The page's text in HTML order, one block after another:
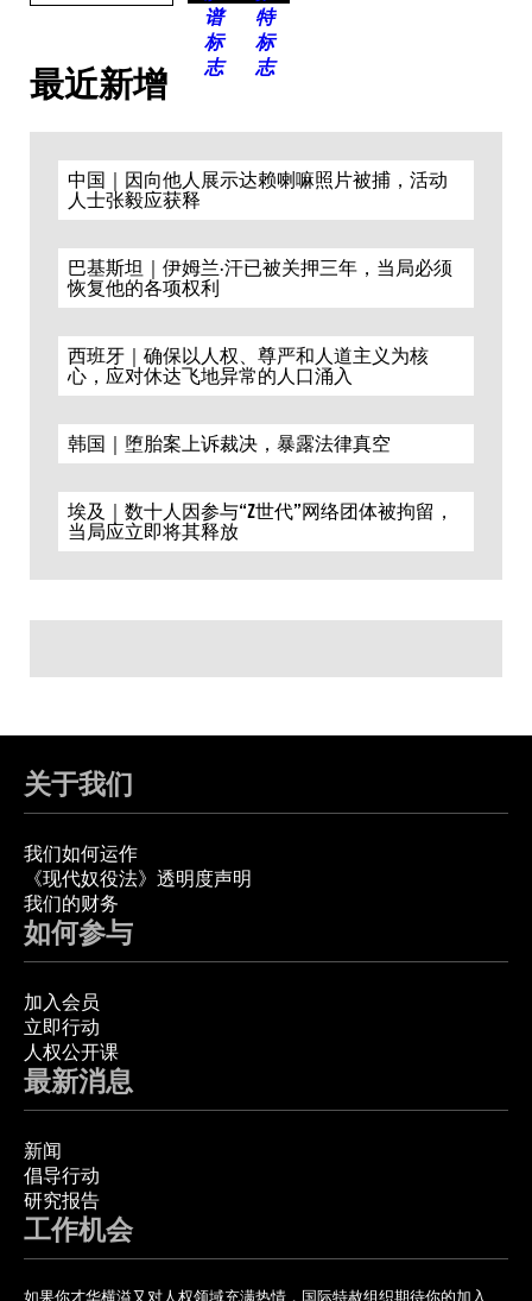
最近新增
中国｜因向他人展示达赖喇嘛照片被捕，活动
人士张毅应获释
巴基斯坦｜伊姆兰·汗已被关押三年，当局必须
恢复他的各项权利
西班牙｜确保以人权、尊严和人道主义为核
心，应对休达飞地异常的人口涌入
韩国｜堕胎案上诉裁决，暴露法律真空
埃及｜数十人因参与“Z世代”网络团体被拘留，
当局应立即将其释放
关于我们
我们如何运作
《现代奴役法》透明度声明
我们的财务
如何参与
加入会员
立即行动
人权公开课
最新消息
新闻
倡导行动
研究报告
工作机会
如果你才华横溢又对人权领域充满热情，国际特赦组织期待你的加入